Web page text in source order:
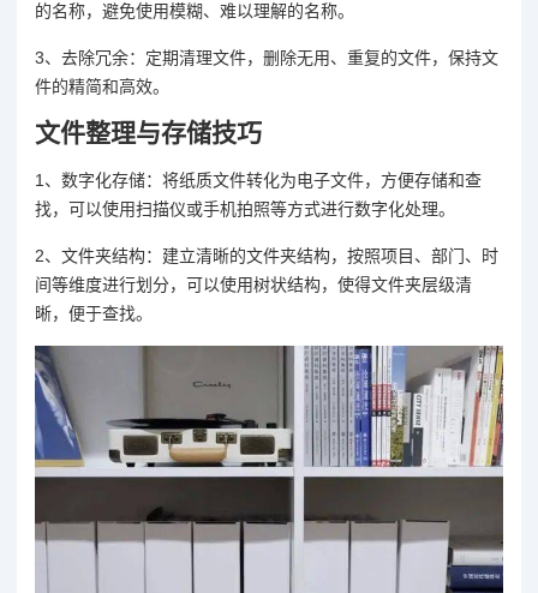
的名称，避免使用模糊、难以理解的名称。
3、去除冗余：定期清理文件，删除无用、重复的文件，保持文
件的精简和高效。
文件整理与存储技巧
1、数字化存储：将纸质文件转化为电子文件，方便存储和查
找，可以使用扫描仪或手机拍照等方式进行数字化处理。
2、文件夹结构：建立清晰的文件夹结构，按照项目、部门、时
间等维度进行划分，可以使用树状结构，使得文件夹层级清
晰，便于查找。